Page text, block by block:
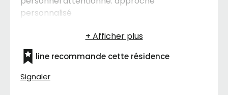
personnalisé
line recommande cette résidence
Signaler